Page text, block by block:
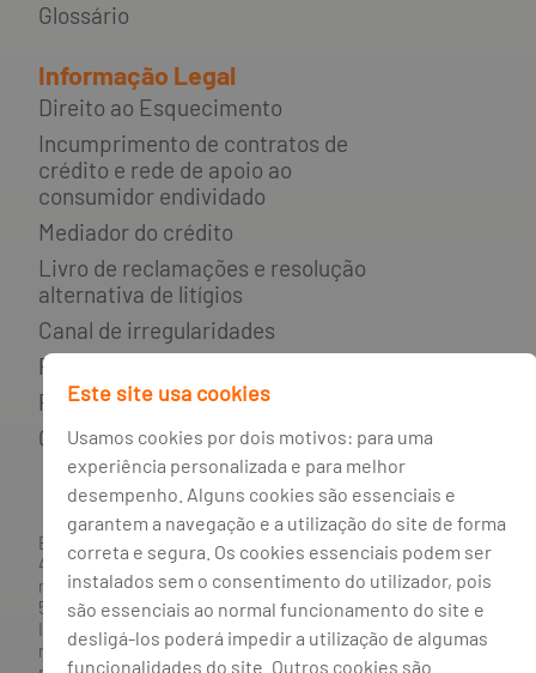
Glossário
Informação Legal
Direito ao Esquecimento
Incumprimento de contratos de
crédito e rede de apoio ao
consumidor endividado
Mediador do crédito
Livro de reclamações e resolução
alternativa de litígios
Canal de irregularidades
Política de privacidade
Política de cookies
Gestão de cookies
BANCO BPI, S.A., com sede na Avenida da Boavista, 1117,
4100-129 Porto; Capital Social: € 1 293 063 324,98; matriculada
na CRC Porto sob o número de matrícula PTIRNMJ 501 214
534, como o número de identificação fiscal 501 214 534.
Intermediário financeiro registado na CMVM com o n° 300 e
no Banco de Portugal sob o código n° 10. Agente de Seguros
Este site usa cookies
Usamos cookies por dois motivos: para uma
experiência personalizada e para melhor
desempenho. Alguns cookies são essenciais e
garantem a navegação e a utilização do site de forma
correta e segura. Os cookies essenciais podem ser
instalados sem o consentimento do utilizador, pois
são essenciais ao normal funcionamento do site e
desligá-los poderá impedir a utilização de algumas
funcionalidades do site. Outros cookies são